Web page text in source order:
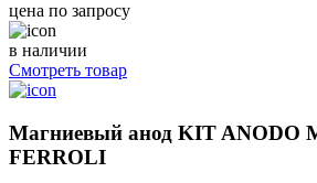
цена по запросу
в наличии
Смотреть товар
Магниевый анод KIT ANODO
FERROLI